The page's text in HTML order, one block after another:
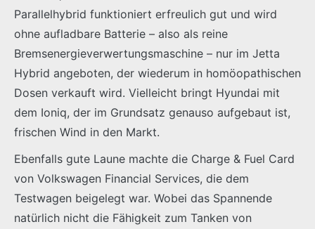
Parallelhybrid funktioniert erfreulich gut und wird
ohne aufladbare Batterie – also als reine
Bremsenergieverwertungsmaschine – nur im Jetta
Hybrid angeboten, der wiederum in homöopathischen
Dosen verkauft wird. Vielleicht bringt Hyundai mit
dem Ioniq, der im Grundsatz genauso aufgebaut ist,
frischen Wind in den Markt.
Ebenfalls gute Laune machte die Charge & Fuel Card
von Volkswagen Financial Services, die dem
Testwagen beigelegt war. Wobei das Spannende
natürlich nicht die Fähigkeit zum Tanken von